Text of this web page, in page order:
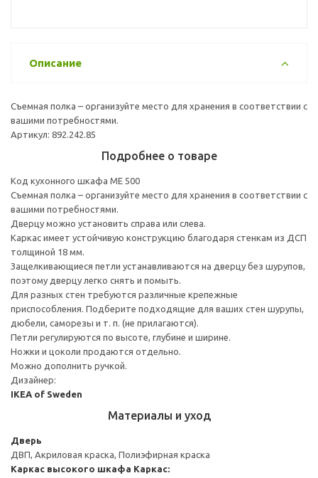
Описание
Съемная полка – организуйте место для хранения в соответствии с
вашими потребностями.
Артикул: 892.242.85
Подробнее о товаре
Код кухонного шкафа ME 500
Съемная полка – организуйте место для хранения в соответствии с
вашими потребностями.
Дверцу можно установить справа или слева.
Каркас имеет устойчивую конструкцию благодаря стенкам из ДСП
толщиной 18 мм.
Защелкивающиеся петли устанавливаются на дверцу без шурупов,
поэтому дверцу легко снять и помыть.
Для разных стен требуются различные крепежные
приспособления. Подберите подходящие для ваших стен шурупы,
дюбели, саморезы и т. п. (не прилагаются).
Петли регулируются по высоте, глубине и ширине.
Ножки и цоколи продаются отдельно.
Можно дополнить ручкой.
Дизайнер:
IKEA of Sweden
Материалы и уход
Дверь
ДВП, Акриловая краска, Полиэфирная краска
Каркас высокого шкафа Каркас: